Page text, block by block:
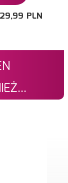
29,99 PLN